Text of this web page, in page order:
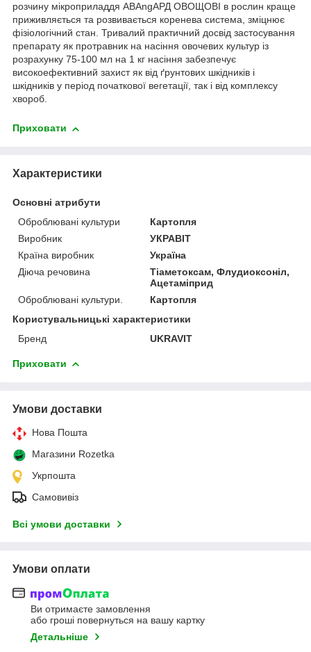
розчину мікроприладдя АВАngАРД ОВОЩОВІ в рослин краще
приживляється та розвивається коренева система, зміцнює
фізіологічний стан. Тривалий практичний досвід застосування
препарату як протравник на насіння овочевих культур із
розрахунку 75-100 мл на 1 кг насіння забезпечує
високоефективний захист як від ґрунтових шкідників і
шкідників у період початкової вегетації, так і від комплексу
хвороб.
Приховати
Характеристики
Основні атрибути
Оброблювані культури
Картопля
Виробник
УКРАВІТ
Країна виробник
Україна
Діюча речовина
Тіаметоксам, Флудиоксоніл,
Ацетаміприд
Оброблювані культури.
Картопля
Користувальницькі характеристики
Бренд
UKRAVIT
Приховати
Умови доставки
Нова Пошта
Магазини Rozetka
Укрпошта
Самовивіз
Всі умови доставки
Умови оплати
Ви отримаєте замовлення
або гроші повернуться на вашу картку
Детальніше